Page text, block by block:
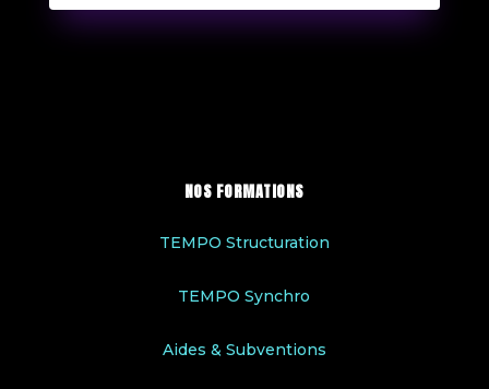
NOS FORMATIONS
TEMPO Structuration
TEMPO Synchro
Aides & Subventions